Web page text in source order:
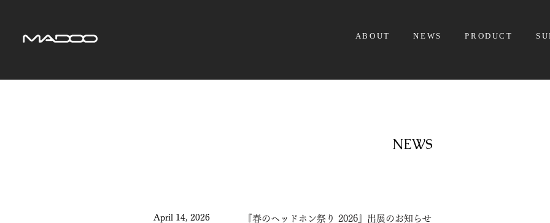
ABOUT NEWS PRODUCT
NEWS
April 14, 2026 『春のヘッドホン祭り 2026』出展のお知らせ